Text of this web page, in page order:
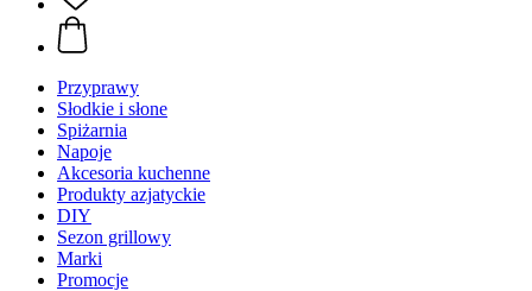
Przyprawy
Słodkie i słone
Spiżarnia
Napoje
Akcesoria kuchenne
Produkty azjatyckie
DIY
Sezon grillowy
Marki
Promocje